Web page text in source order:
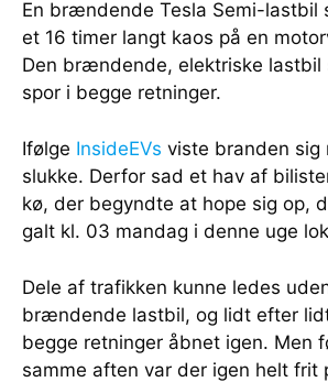
En brændende Tesla Semi-lastbil
et 16 timer langt kaos på en
Den brændende, elektriske
spor i begge retninger.
Ifølge InsideEVs viste branden
slukke. Derfor sad et hav af
kø, der begyndte at hope sig op,
galt kl. 03 mandag i denne uge
Dele af trafikken kunne ledes
brændende lastbil, og lidt efter
begge retninger åbnet igen. Men
samme aften var der igen helt frit